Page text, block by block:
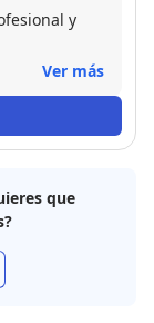
y
Ver más
que